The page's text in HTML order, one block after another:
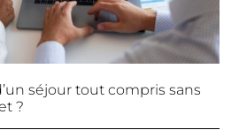
séjour tout compris sans
?